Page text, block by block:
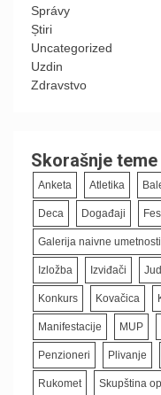
Správy
Știri
Uncategorized
Uzdin
Zdravstvo
Skorašnje teme
Anketa Atletika
Deca Događaji
Galerija naivne umetnosti
Izložba Izviđači
Konkurs Kovačica
Manifestacije MUP
Penzioneri Plivanje
Rukomet Skupština